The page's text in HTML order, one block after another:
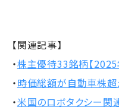
【関連記事】
・株主優待33銘柄【2025
・時価総額が自動車株超
・米国のロボタクシー関